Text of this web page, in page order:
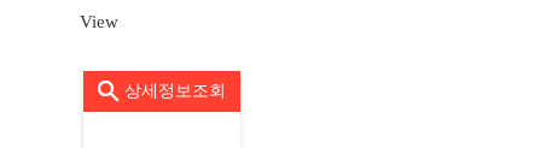
View
상세정보조회